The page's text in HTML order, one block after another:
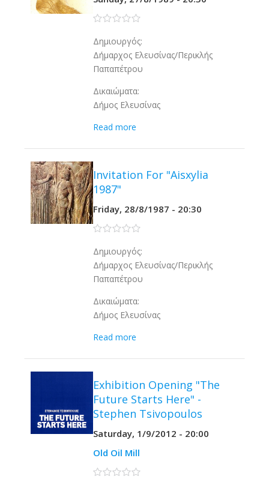
0 stars
Δημιουργός:
Δήμαρχος Ελευσίνας/Περικλής
Παπαπέτρου
Δικαιώματα:
Δήμος Ελευσίνας
Read more
Invitation For "Aisxylia
1987"
Friday, 28/8/1987 - 20:30
0 stars
Δημιουργός:
Δήμαρχος Ελευσίνας/Περικλής
Παπαπέτρου
Δικαιώματα:
Δήμος Ελευσίνας
Read more
Exhibition Opening "The
Future Starts Here" -
Stephen Tsivopoulos
Saturday, 1/9/2012 - 20:00
Old Oil Mill
0 stars